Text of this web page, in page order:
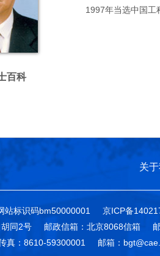
百科
1997年当选中国工
关
站标识码bm50000001
京ICP备
同2号
邮政信箱：北京8068信箱
真：8610-59300001 邮箱：